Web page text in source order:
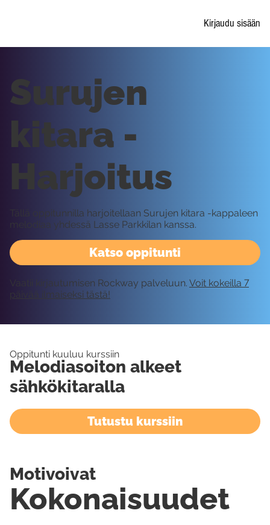
Kirjaudu sisään
Katso oppitunti
Surujen
kitara -
Harjoitus
Tällä oppitunnilla harjoitellaan Surujen kitara -kappaleen
melodiaa yhdessä Lasse Parkkilan kanssa.
Vaatii kirjautumisen Rockway palveluun. Voit kokeilla 7
päivää ilmaiseksi tästä!
Oppitunti kuuluu kurssiin
Melodiasoiton alkeet
sähkökitaralla
Tutustu kurssiin
Kokonaisuudet
Motivoivat